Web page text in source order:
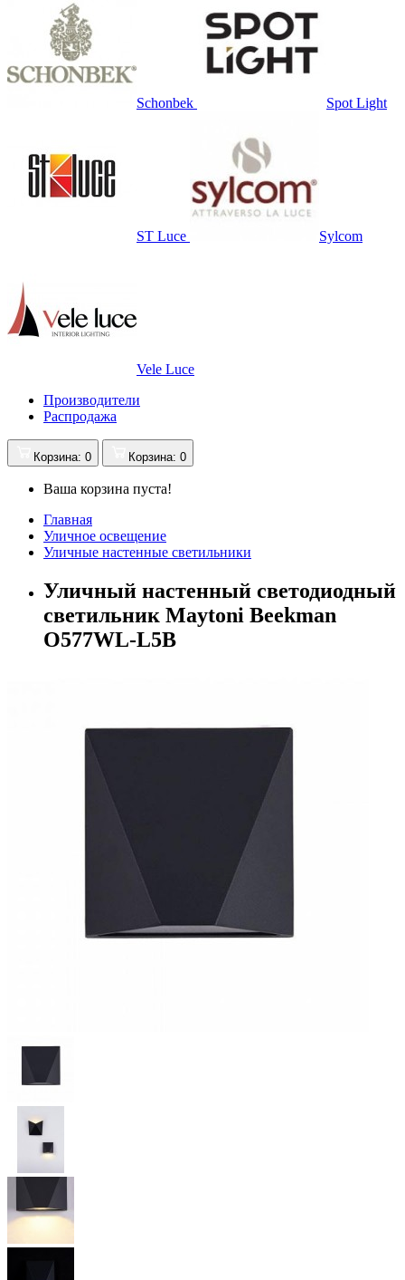
Schonbek Spot Light
ST Luce Sylcom
Vele Luce
Производители
Распродажа
Корзина: 0 Корзина: 0
Ваша корзина пуста!
Главная
Уличное освещение
Уличные настенные светильники
Уличный настенный светодиодный
светильник Maytoni Beekman
O577WL-L5B